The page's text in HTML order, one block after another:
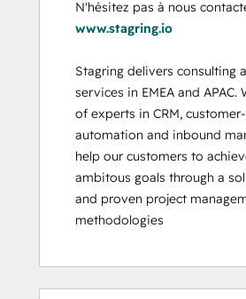
www.stagring.io
Stagring delivers consulting
services in EMEA and APAC.
of experts in CRM,
automation and inbound
help our customers to
ambitous goals through a
and proven project
methodologies